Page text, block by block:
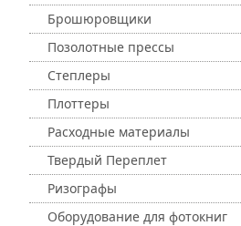
Брошюровщики
Позолотные прессы
Степлеры
Плоттеры
Расходные материалы
Твердый Переплет
Ризографы
Оборудование для фотокниг